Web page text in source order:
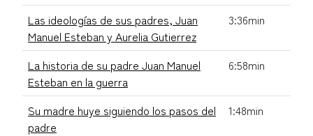
Las ideologías de sus padres, Juan
Manuel Esteban y Aurelia Gutierrez
3:36min
La historia de su padre Juan Manuel
Esteban en la guerra
6:58min
Su madre huye siguiendo los pasos del
padre
1:48min